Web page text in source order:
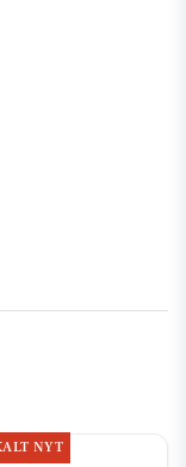
NYT